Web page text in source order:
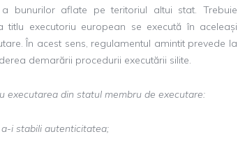
bunurilor aflate pe teritoriul altui stat. Trebuie
executoriu european se execută în aceleași
În acest sens, regulamentul amintit prevede la
demarării procedurii executării silite.
executarea din statul membru de executare:
i stabili autenticitatea;